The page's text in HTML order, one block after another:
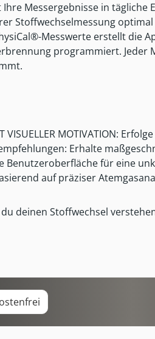
Messergebnisse in
Stoffwechselmessung
Messwerte erstellt die
programmiert. Jeder
VISUELLER MOTIVATION:
Erhalte
Benutzeroberfläche für eine
auf präziser
deinen Stoffwechsel
Versandkostenfrei